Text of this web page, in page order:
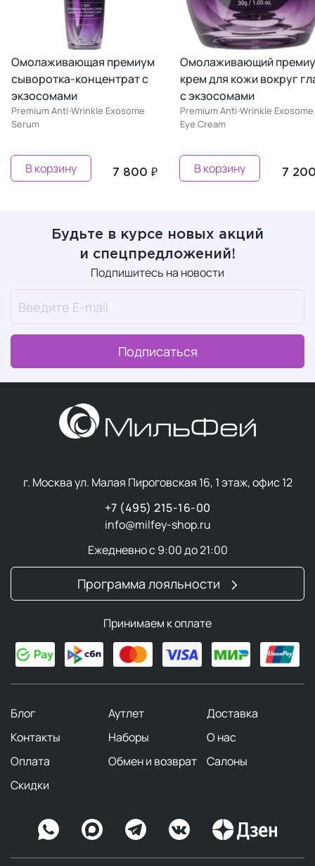
премиум
концентрат с
Wrinkle Exosome
7 800 ₽
Омолаживающий премиум
крем для кожи вокруг глаз
с экзосомами
Premium Anti-Wrinkle Exosome
7 200 ₽
В корзину В
Будьте в курсе новых акций
и спецпредложений!
Подпишитесь на новости
Подписаться
г. Москва ул. Малая Пироговская 16, 1 этаж, офис 12
+7 (495) 215-16-00
info@milfey-shop.ru
Ежедневно с 9:00 до 21:00
Программа лояльности
Принимаем к оплате
Блог Аутлет
Доставка
Контакты
Наборы
О нас
Оплата
Обмен и возврат
Салоны
Скидки